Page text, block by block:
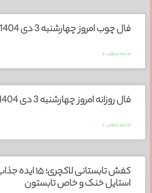
فال چوب امروز چهارشنبه 3 دی 1404
ادامه مطلب »
فال روزانه امروز چهارشنبه 3 دی 1404
ادامه مطلب »
کفش تابستانی لاکچری؛
استایل خنک و خاص تابستون